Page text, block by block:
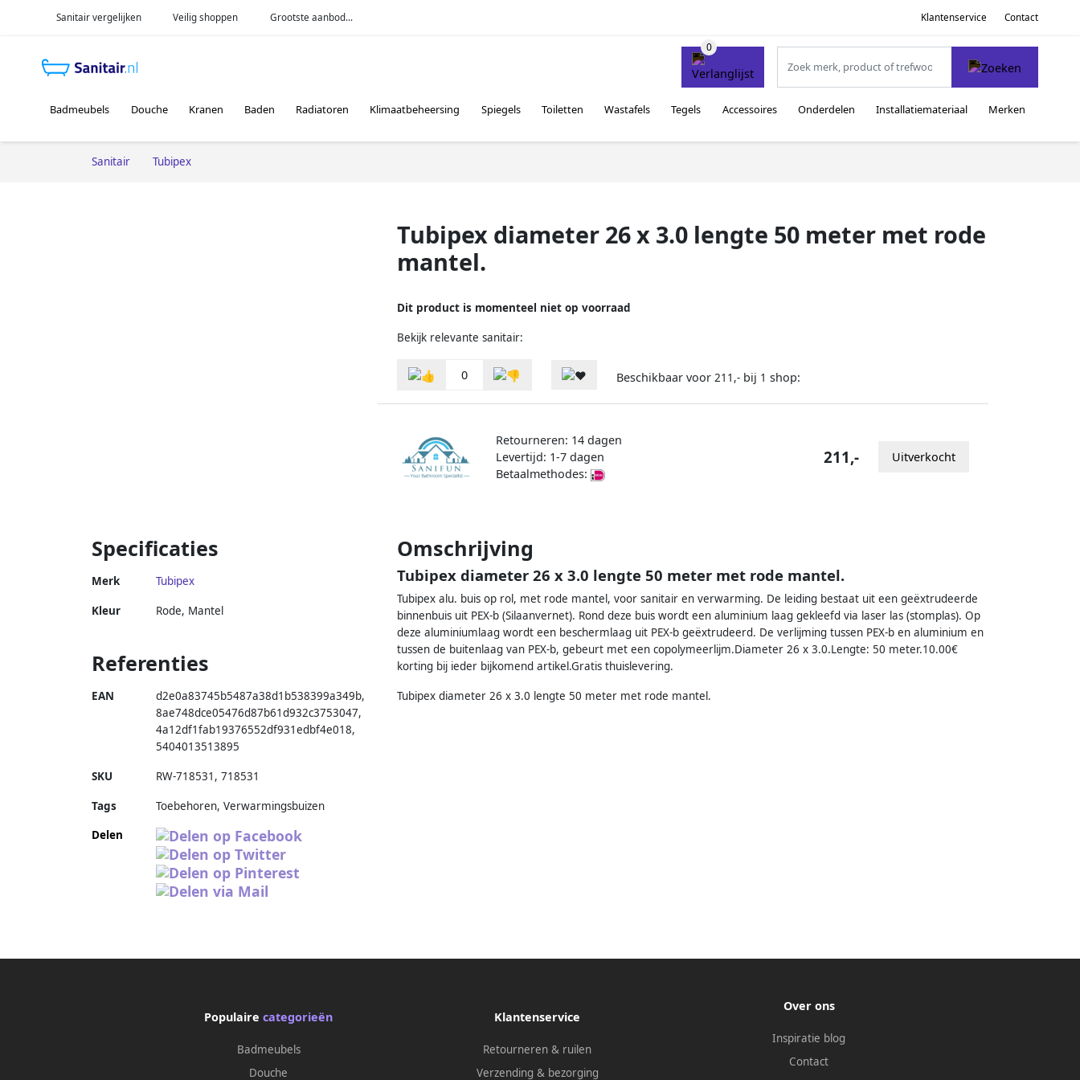
Sanitair vergelijken Veilig shoppen Grootste aanbod... Klantenservice Contact
Badmeubels Douche Kranen Baden Radiatoren Klimaatbeheersing Spiegels Toiletten Wastafels Tegels Accessoires Onderdelen Installatiemateriaal Merken
Sanitair Tubipex
Tubipex diameter 26 x 3.0 lengte 50 meter met rode
mantel.
Dit product is momenteel niet op voorraad
Bekijk relevante sanitair:
0 Beschikbaar voor 211,- bij 1 shop:
Retourneren: 14 dagen
Levertijd: 1-7 dagen
Betaalmethodes:
211,- Uitverkocht
Specificaties
Merk Tubipex
Kleur Rode, Mantel
Omschrijving
Tubipex diameter 26 x 3.0 lengte 50 meter met rode mantel.
Tubipex alu. buis op rol, met rode mantel, voor sanitair en verwarming. De leiding bestaat uit een geëxtrudeerde
binnenbuis uit PEX-b (Silaanvernet). Rond deze buis wordt een aluminium laag gekleefd via laser las (stomplas). Op
deze aluminiumlaag wordt een beschermlaag uit PEX-b geëxtrudeerd. De verlijming tussen PEX-b en aluminium en
tussen de buitenlaag van PEX-b, gebeurt met een copolymeerlijm.Diameter 26 x 3.0.Lengte: 50 meter.10.00€
korting bij ieder bijkomend artikel.Gratis thuislevering.
Tubipex diameter 26 x 3.0 lengte 50 meter met rode mantel.
Referenties
EAN d2e0a83745b5487a38d1b538399a349b,
8ae748dce05476d87b61d932c3753047,
4a12df1fab19376552df931edbf4e018,
5404013513895
SKU RW-718531 , 718531
Tags
Toebehoren, Verwarmingsbuizen
Delen
Populaire categorieën
Badmeubels
Douche
Klantenservice
Retourneren & ruilen
Verzending & bezorging
Over ons
Inspiratie blog
Contact